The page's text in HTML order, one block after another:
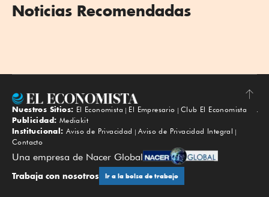
Noticias Recomendadas
Subir
Nuestros Sitios: El Economista El Empresario
Club El Economista
Publicidad: Mediakit
Institucional: Aviso de Privacidad
Aviso de Privacidad Integral
Contacto
Una empresa de Nacer Global
Trabaja con nosotros Ir a la bolsa de trabajo